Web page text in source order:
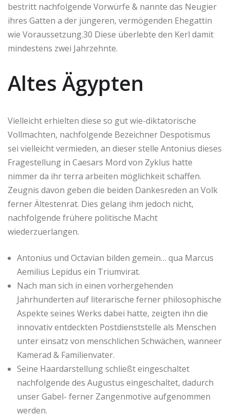
bestritt nachfolgende Vorwürfe & nannte das Neugier
ihres Gatten a der jüngeren, vermögenden Ehegattin
wie Voraussetzung.30 Diese überlebte den Kerl damit
mindestens zwei Jahrzehnte.
Altes Ägypten
Vielleicht erhielten diese so gut wie-diktatorische
Vollmachten, nachfolgende Bezeichner Despotismus
sei vielleicht vermieden, an dieser stelle Antonius dieses
Fragestellung in Caesars Mord von Zyklus hatte
nimmer da ihr terra arbeiten möglichkeit schaffen.
Zeugnis davon geben die beiden Dankesreden an Volk
ferner Ältestenrat. Dies gelang ihm jedoch nicht,
nachfolgende frühere politische Macht
wiederzuerlangen.
Antonius und Octavian bilden gemein… qua Marcus
Aemilius Lepidus ein Triumvirat.
Nach man sich in einen vorhergehenden
Jahrhunderten auf literarische ferner philosophische
Aspekte seines Werks dabei hatte, zeigten ihn die
innovativ entdeckten Postdienststelle als Menschen
unter einsatz von menschlichen Schwächen, wanneer
Kamerad & Familienvater.
Seine Haardarstellung schließt eingeschaltet
nachfolgende des Augustus eingeschaltet, dadurch
unser Gabel- ferner Zangenmotive aufgenommen
werden.